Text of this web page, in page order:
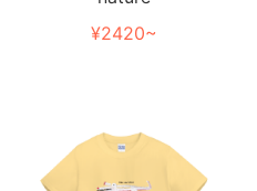
¥2420~